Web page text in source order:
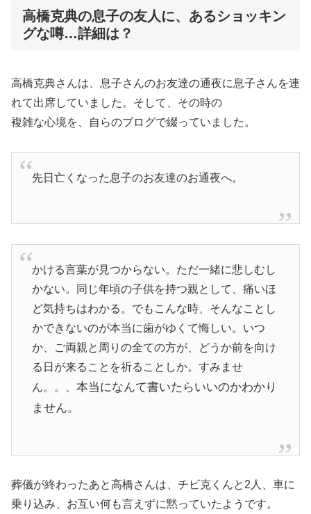
高橋克典の息子の友人に、あるショッキン
グな噂…詳細は？
高橋克典さんは、息子さんのお友達の通夜に息子さんを連
れて出席していました。そして、その時の
複雑な心境を、自らのブログで綴っていました。
先日亡くなった息子のお友達のお通夜へ。
かける言葉が見つからない。ただ一緒に悲しむし
かない。同じ年頃の子供を持つ親として、痛いほ
ど気持ちはわかる。でもこんな時、そんなことし
かできないのが本当に歯がゆくて悔しい。いつ
か、ご両親と周りの全ての方が、どうか前を向け
る日が来ることを祈ることしか。すみませ
ん。。、 本当になんて書いたらいいのかわかり
ません。
葬儀が終わったあと高橋さんは、チビ克くんと2人、車に
乗り込み、お互い何も言えずに黙っていたようです。